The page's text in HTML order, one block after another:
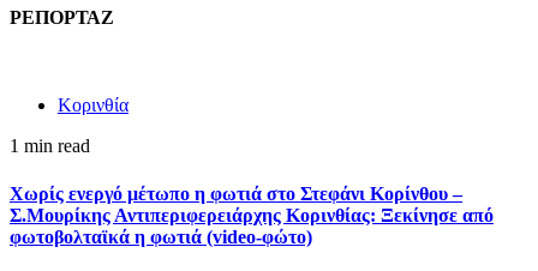
ΡΕΠΟΡΤΑΖ
Κορινθία
1 min read
Χωρίς ενεργό μέτωπο η φωτιά στο Στεφάνι Κορίνθου –
Σ.Μουρίκης Αντιπεριφερειάρχης Κορινθίας: Ξεκίνησε από
φωτοβολταϊκά η φωτιά (video-φώτο)